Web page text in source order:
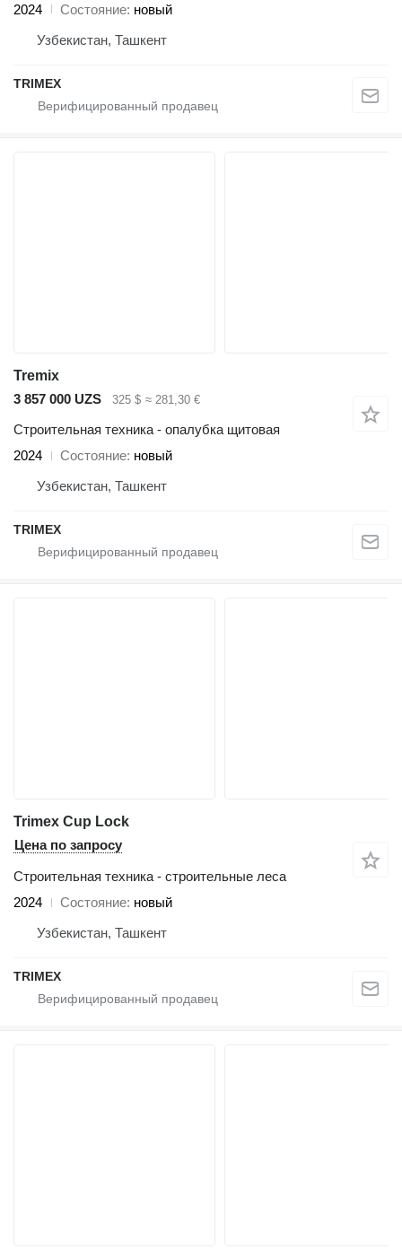
2024 Состояние новый
Узбекистан, Ташкент
TRIMEX
Tremix
3 857 000 UZS
325 $ ≈ 281,30 €
Строительная техника - опалубка щитовая
2024
Состояние новый
Узбекистан, Ташкент
TRIMEX
Trimex Cup Lock
Цена по запросу
Строительная техника - строительные леса
2024
Состояние новый
Узбекистан, Ташкент
TRIMEX